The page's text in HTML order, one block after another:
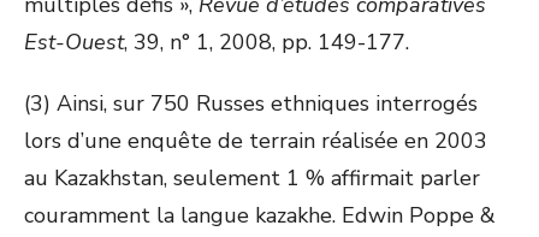
Est-Ouest, 39, n° 1, 2008, pp. 149-177.
(3) Ainsi, sur 750 Russes ethniques interrogés
lors d’une enquête de terrain réalisée en 2003
au Kazakhstan, seulement 1 % affirmait parler
couramment la langue kazakhe. Edwin Poppe &